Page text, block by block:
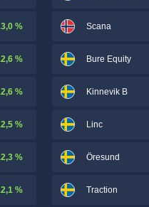
%
%
%
%
%
%
Scana
Bure Equity
Kinnevik B
Linc
Öresund
Traction